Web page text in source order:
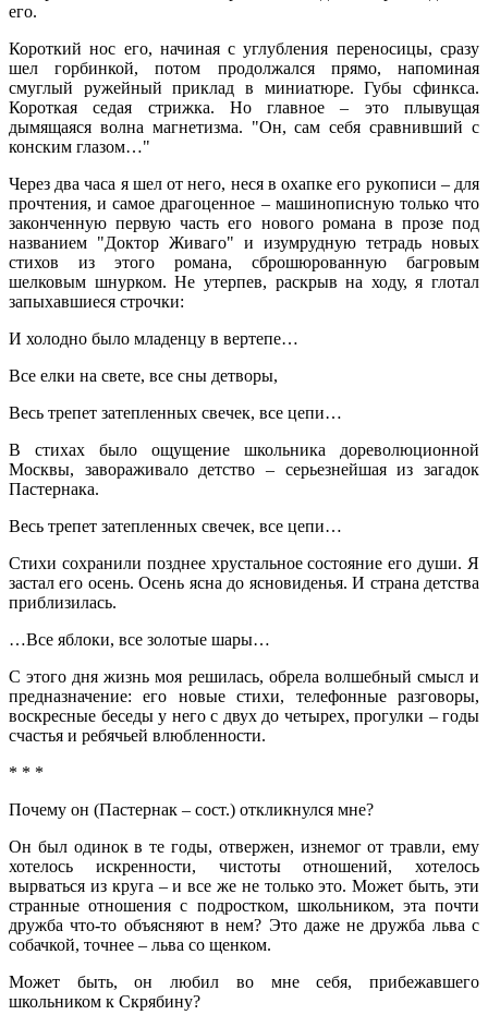
его.
Короткий нос его, начиная с углубления переносицы, сразу
шел горбинкой, потом продолжался прямо, напоминая
смуглый ружейный приклад в миниатюре. Губы сфинкса.
Короткая седая стрижка. Но главное – это плывущая
дымящаяся волна магнетизма. "Он, сам себя сравнивший с
конским глазом…"
Через два часа я шел от него, неся в охапке его рукописи – для
прочтения, и самое драгоценное – машинописную только что
законченную первую часть его нового романа в прозе под
названием "Доктор Живаго" и изумрудную тетрадь новых
стихов из этого романа, сброшюрованную багровым
шелковым шнурком. Не утерпев, раскрыв на ходу, я глотал
запыхавшиеся строчки:
И холодно было младенцу в вертепе…
Все елки на свете, все сны детворы,
Весь трепет затепленных свечек, все цепи…
В стихах было ощущение школьника дореволюционной
Москвы, завораживало детство – серьезнейшая из загадок
Пастернака.
Весь трепет затепленных свечек, все цепи…
Стихи сохранили позднее хрустальное состояние его души. Я
застал его осень. Осень ясна до ясновиденья. И страна детства
приблизилась.
…Все яблоки, все золотые шары…
С этого дня жизнь моя решилась, обрела волшебный смысл и
предназначение: его новые стихи, телефонные разговоры,
воскресные беседы у него с двух до четырех, прогулки – годы
счастья и ребячьей влюбленности.
* * *
Почему он (Пастернак – сост.) откликнулся мне?
Он был одинок в те годы, отвержен, изнемог от травли, ему
хотелось искренности, чистоты отношений, хотелось
вырваться из круга – и все же не только это. Может быть, эти
странные отношения с подростком, школьником, эта почти
дружба что-то объясняют в нем? Это даже не дружба льва с
собачкой, точнее – льва со щенком.
Может быть, он любил во мне себя, прибежавшего
школьником к Скрябину?